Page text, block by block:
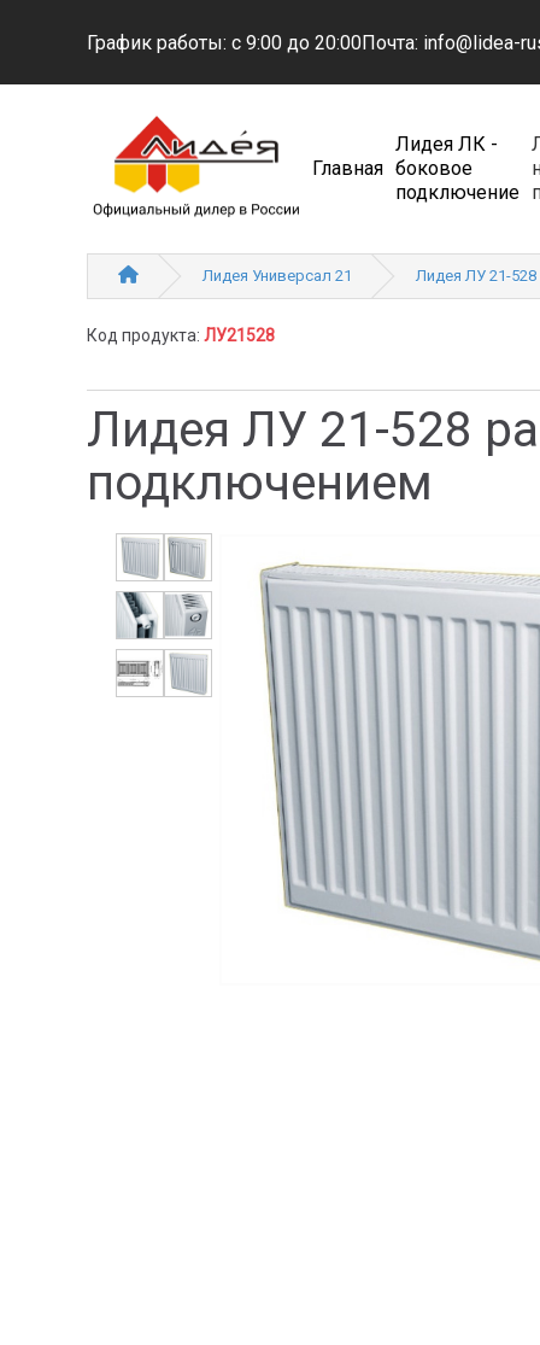
График работы: с 9:00 до 20:00Почта: info@lidea-
Главная
Лидея ЛК -
боковое
подключение
Лидея Универсал 21 Лидея ЛУ 21-528
Код продукта: ЛУ21528
Лидея ЛУ 21-528
подключением